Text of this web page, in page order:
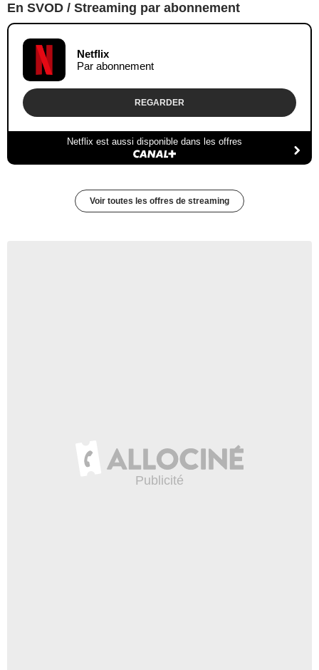
En SVOD / Streaming par abonnement
Netflix
Par abonnement
REGARDER
Netflix est aussi disponible dans les offres
Voir toutes les offres de streaming